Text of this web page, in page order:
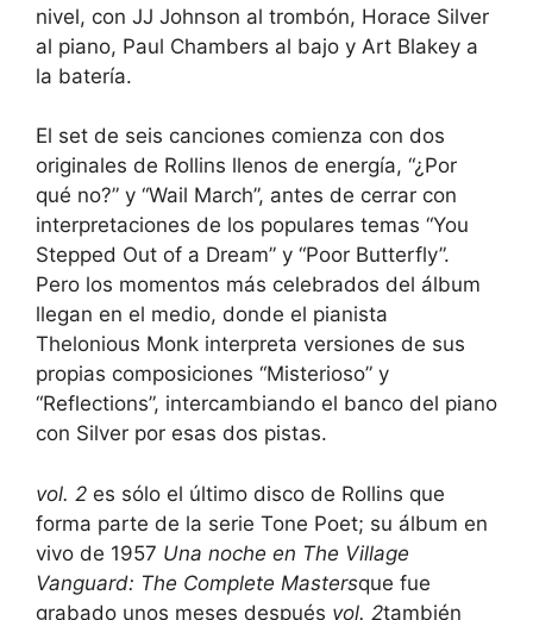
nivel, con JJ Johnson al trombón, Horace Silver
al piano, Paul Chambers al bajo y Art Blakey a
la batería.
El set de seis canciones comienza con dos
originales de Rollins llenos de energía, “¿Por
qué no?” y “Wail March”, antes de cerrar con
interpretaciones de los populares temas “You
Stepped Out of a Dream” y “Poor Butterfly”.
Pero los momentos más celebrados del álbum
llegan en el medio, donde el pianista
Thelonious Monk interpreta versiones de sus
propias composiciones “Misterioso” y
“Reflections”, intercambiando el banco del piano
con Silver por esas dos pistas.
vol. 2 es sólo el último disco de Rollins que
forma parte de la serie Tone Poet; su álbum en
vivo de 1957 Una noche en The Village
Vanguard: The Complete Mastersque fue
grabado unos meses después vol. 2también